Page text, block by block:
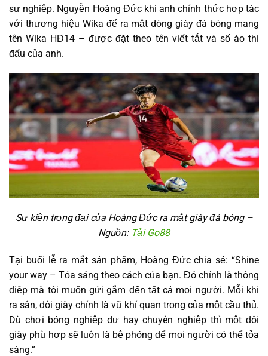
sự nghiệp. Nguyễn Hoàng Đức khi anh chính thức hợp tác
với thương hiệu Wika để ra mắt dòng giày đá bóng mang
tên Wika HĐ14 – được đặt theo tên viết tắt và số áo thi
đấu của anh.
Sự kiện trọng đại của Hoàng Đức ra mắt giày đá bóng –
Nguồn: Tải Go88
Tại buổi lễ ra mắt sản phẩm, Hoàng Đức chia sẻ: “Shine
your way – Tỏa sáng theo cách của bạn. Đó chính là thông
điệp mà tôi muốn gửi gắm đến tất cả mọi người. Mỗi khi
ra sân, đôi giày chính là vũ khí quan trọng của một cầu thủ.
Dù chơi bóng nghiệp dư hay chuyên nghiệp thì một đôi
giày phù hợp sẽ luôn là bệ phóng để mọi người có thể tỏa
sáng.”